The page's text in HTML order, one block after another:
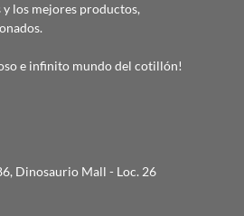
los mejores productos,
e infinito mundo del cotillón!
Dinosaurio Mall - Loc. 26